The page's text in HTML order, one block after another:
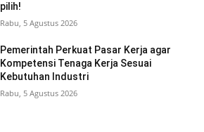
pilih!
Rabu, 5 Agustus 2026
Pemerintah Perkuat Pasar Kerja agar
Kompetensi Tenaga Kerja Sesuai
Kebutuhan Industri
Rabu, 5 Agustus 2026